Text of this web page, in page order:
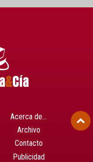
Acerca de…
Archivo
Contacto
Publicidad